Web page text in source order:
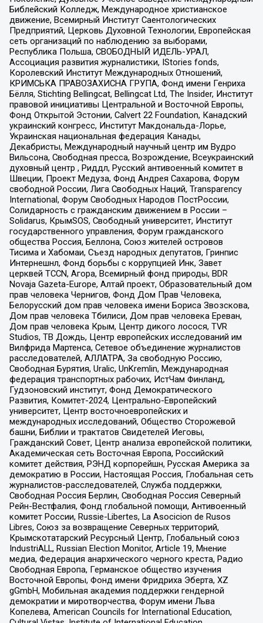
Библейский Колледж, Международное христианское
движение, Всемирный Институт Саентологических
Предприятий, Церковь Духовной Технологии, Европейская
сеть организаций по наблюдению за выборами,
Республика Польша, СВОБОДНЫЙ ИДЕЛЬ-УРАЛ,
Ассоциация развития журналистики, IStories fonds,
Королевский Институт Международных Отношений,
КРИМСЬКА ПРАВОЗАХИСНА ГРУПА, Фонд имени Генриха
Бёлля, Stichting Bellingcat, Bellingcat Ltd, The Insider, Институт
правовой инициативы Центральной и Восточной Европы,
Фонд Открытой Эстонии, Calvert 22 Foundation, Канадский
украинский конгресс, Институт Макдональда-Лорье,
Украинская национальная федерация Канады,
Декабристы, Международный научный центр им Вудро
Вильсона, Свободная пресса, Возрождение, Всеукраинский
духовный центр , Риддл, Русский антивоенный комитет в
Швеции, Проект Медуза, Фонд Андрея Сахарова, Форум
свободной России, Лига Свободных Наций, Transparеncy
International, Форум Свободных Народов ПостРоссии,
Солидарность с гражданским движением в России –
Solidarus, КрымSOS, Свободный университет, Институт
государственного управления, Форум гражданского
общества Россия, Беллона, Союз жителей островов
Тисима и Хабомаи, Съезд народных депутатов, Гринпис
Интернешнл, Фонд борьбы с коррупцией Инк, Завет
церквей TCCN, Агора, Всемирный фонд природы, BDR
Novaja Gazeta-Europe, Алтай проект, Образовательный дом
прав человека Чернигов, Фонд Дом Прав Человека,
Белорусский дом прав человека имени Бориса Звозскова,
Дом прав человека Тбилиси, Дом прав человека Ереван,
Дом прав человека Крым, Центр дикого лосося, TVR
Studios, ТВ Дождь, Центр европейских исследований им
Вилфрида Мартенса, Сетевое объединение журналистов
расследователей, АЛЛАТРА, За свободную Россию,
Свободная Бурятия, Uralic, UnKremlin, Международная
федерация транспортных рабочих, ИстЧам Финланд,
Гудзоновский институт, Фонд Демократического
Развития, Комитет-2024, Центрально-Европейский
университет, Центр восточноевропейских и
международных исследований, Общество Сторожевой
башни, Библии и трактатов Свидетелей Иеговы,
Гражданский Совет, Центр анализа европейской политики,
Академическая сеть Восточная Европа, Российский
комитет действия, РЭНД корпорейшн, Русская Америка за
демократию в России, Настоящая Россия, Глобальная сеть
журналистов-расследователей, Служба поддержки,
Свободная Россия Берлин, Свободная Россия Северный
Рейн-Вестфалия, Фонд глобальной помощи, Антивоенный
комитет России, Russie-Libertes, La Asocicion de Rusos
Libres, Союз за возвращение Северных территорий,
Крымскотатарский Ресурсный Центр, Глобальный союз
IndustriALL, Russian Election Monitor, Article 19, Мнение
медиа, Федерация анархического черного креста, Радио
Свободная Европа, Германское общество изучения
Восточной Европы, Фонд имени Фридриха Эберта, XZ
gGmbH, Мобильная академия поддержки гендерной
демократии и миротворчества, Форум имени Льва
Копелева, American Councils for International Education,